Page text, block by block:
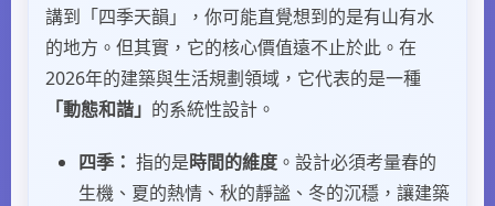
講到「四季天韻」，你可能直覺想到的是有山有水
的地方。但其實，它的核心價值遠不止於此。在
2026年的建築與生活規劃領域，它代表的是一種
「動態和諧」 的系統性設計。
四季： 指的是時間的維度 。設計必須考量春的
生機、夏的熱情、秋的靜謐、冬的沉穩，讓建築